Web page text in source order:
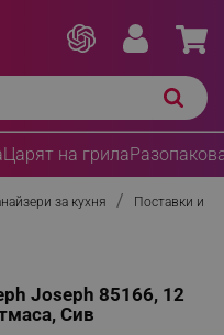
Царят на грила
за кухня
Поставки и
Joseph 85166, 12
Сив